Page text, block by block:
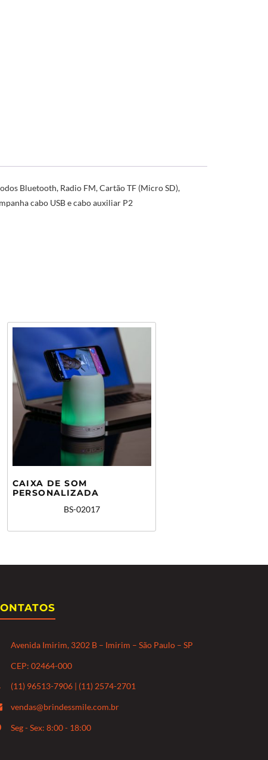
Bluetooth, Radio FM, Cartão TF (Micro SD),
cabo USB e cabo auxiliar P2
CAIXA DE SOM
PERSONALIZADA
BS-02017
Avenida Imirim, 3202 B – Imirim – São Paulo – SP
CEP: 02464-000
(11) 96513-7906 | (11) 2574-2701
vendas@brindessmile.com.br
Seg - Sex: 8:00 - 18:00